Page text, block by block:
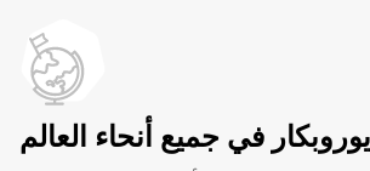
في جميع أنحاء العالم